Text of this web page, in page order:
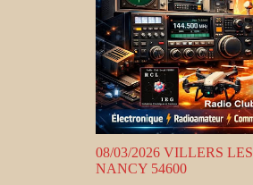
08/03/2026 VILLERS LES
NANCY 54600